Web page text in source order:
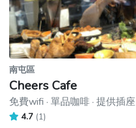
南屯區
Cheers Cafe
免費wifi · 單品咖啡 · 提供插座
4.7 (1)